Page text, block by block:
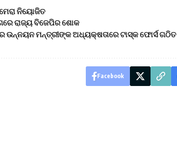
ନିୟୋଜିତ
ରାଜ୍ୟ ବିଜେପିର ଶୋକ
ଉନ୍ନୟନ ମନ୍ତ୍ରୀଙ୍କ ଅଧ୍ୟକ୍ଷତାରେ ଟାସ୍କ ଫୋର୍ସ ଗଠିତ
Facebook